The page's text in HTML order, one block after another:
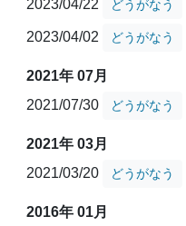
2023/04/22
どうがなう
2023/04/02 どうがなう
2021年 07月
2021/07/30
どうがなう
2021年 03月
2021/03/20
どうがなう
2016年 01月